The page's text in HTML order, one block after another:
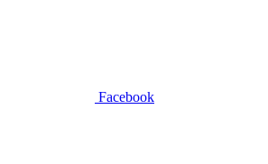
Facebook